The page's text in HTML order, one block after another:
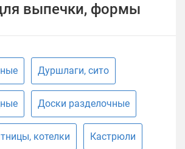
выпечки, формы
Дуршлаги, сито
Доски разделочные
котелки Кастрюли